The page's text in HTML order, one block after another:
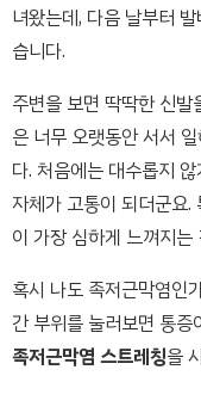
녀왔는데, 다음 날부터
습니다.
주변을 보면 딱딱한 신
은 너무 오랫동안 서서
다. 처음에는 대수롭지
자체가 고통이 되더군요
이 가장 심하게 느껴지는
혹시 나도 족저근막염인
간 부위를 눌러보면 통증
족저근막염 스트레칭을